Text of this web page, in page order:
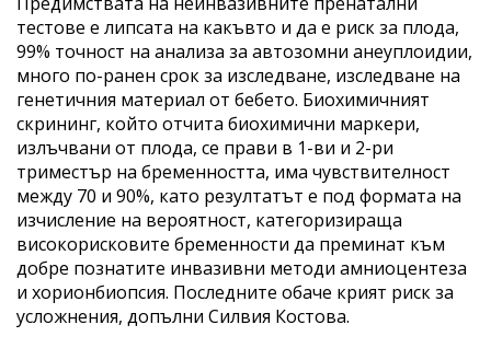
тестове е липсата на какъвто и да е риск за плода,
99% точност на анализа за автозомни анеуплоидии,
много по-ранен срок за изследване, изследване на
генетичния материал от бебето. Биохимичният
скрининг, който отчита биохимични маркери,
излъчвани от плода, се прави в 1-ви и 2-ри
триместър на бременността, има чувствителност
между 70 и 90%, като резултатът е под формата на
изчисление на вероятност, категоризираща
високорисковите бременности да преминат към
добре познатите инвазивни методи амниоцентеза
и хорионбиопсия. Последните обаче крият риск за
усложнения, допълни Силвия Костова.